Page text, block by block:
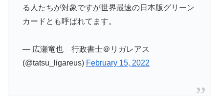
る人たちが対象ですが世界最速の日本版グリーン
カードとも呼ばれてます。
— 広瀬竜也 行政書士＠リガレアス
(@tatsu_ligareus) February 15, 2022